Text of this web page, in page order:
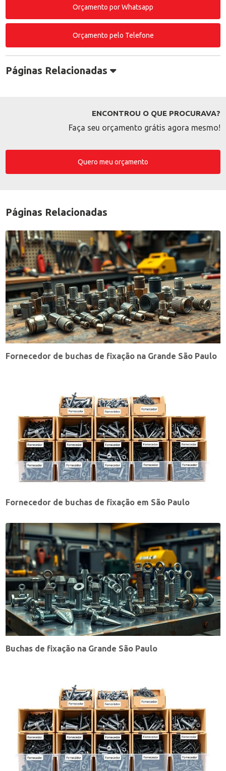
Orçamento por Whatsapp
Orçamento pelo Telefone
Páginas Relacionadas
ENCONTROU O QUE PROCURAVA?
Faça seu orçamento grátis agora mesmo!
Quero meu orçamento
Páginas Relacionadas
Fornecedor de buchas de fixação na Grande São Paulo
Fornecedor de buchas de fixação em São Paulo
Buchas de fixação na Grande São Paulo